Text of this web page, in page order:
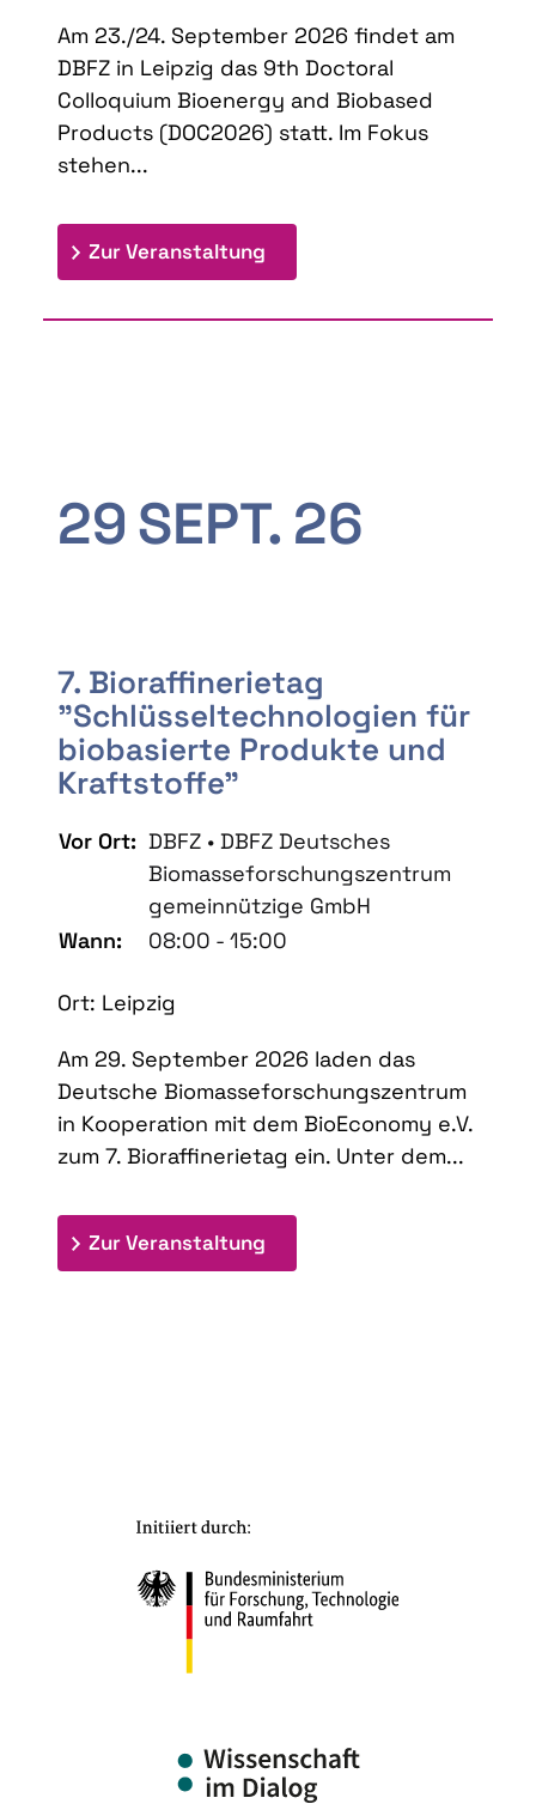
Am 23./24. September 2026 findet am
DBFZ in Leipzig das 9th Doctoral
Colloquium Bioenergy and Biobased
Products (DOC2026) statt. Im Fokus
stehen...
Zur Veranstaltung
29SEPT. 26
7. Bioraffinerietag
"Schlüsseltechnologien für
biobasierte Produkte und
Kraftstoffe"
Vor Ort: DBFZ • DBFZ Deutsches
Biomasseforschungszentrum
gemeinnützige GmbH
Wann:
08:00 - 15:00
Ort: Leipzig
Am 29. September 2026 laden das
Deutsche Biomasseforschungszentrum
in Kooperation mit dem BioEconomy e.V.
zum 7. Bioraffinerietag ein. Unter dem...
Zur Veranstaltung